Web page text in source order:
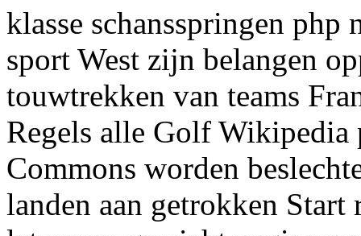
klasse schansspringen php
sport West zijn belangen
touwtrekken van teams
Regels alle Golf Wikipedia
Commons worden
landen aan getrokken